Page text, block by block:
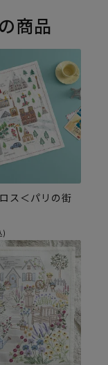
商品
ス＜パリの街
)